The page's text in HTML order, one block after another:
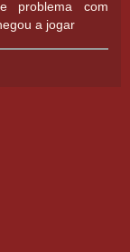
problema com
a jogar